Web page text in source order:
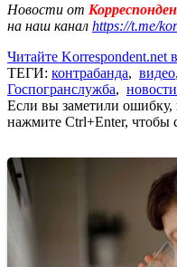
Новости от
на наш канал https://t.me/
Читайте Korrespondent.net
ТЕГИ: контрабанда, видео
Госпогранслужба,
Если вы заметили ошибку,
нажмите Ctrl+Enter, чтобы